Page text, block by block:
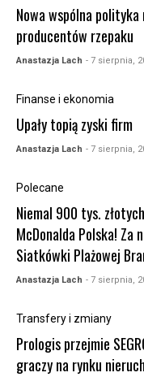
Nowa wspólna polityka
producentów rzepaku
Anastazja Lach - 7 sierpnia,
Finanse i ekonomia
Upały topią zyski firm
Anastazja Lach - 7 sierpnia,
Polecane
Niemal 900 tys.
McDonalda Polska! Za
Siatkówki Plażowej
Anastazja Lach - 7 sierpnia,
Transfery i zmiany
Prologis przejmie
graczy na rynku